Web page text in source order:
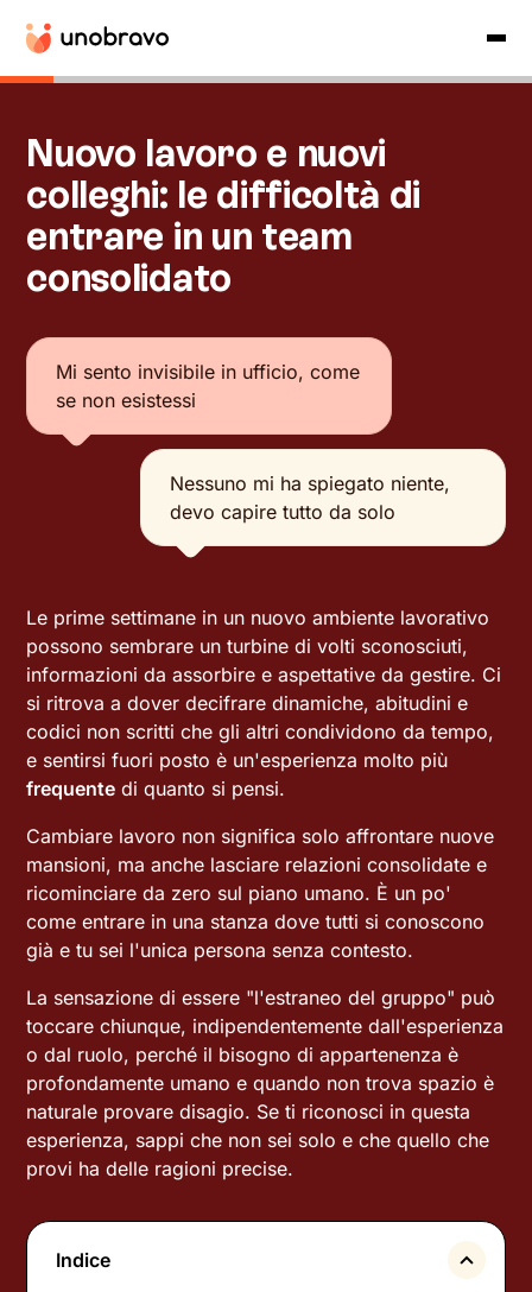
Nuovo lavoro e nuovi
colleghi: le difficoltà di
entrare in un team
consolidato
Mi sento invisibile in ufficio, come
se non esistessi
Nessuno mi ha spiegato niente,
devo capire tutto da solo
Le prime settimane in un nuovo ambiente lavorativo
possono sembrare un turbine di volti sconosciuti,
informazioni da assorbire e aspettative da gestire. Ci
si ritrova a dover decifrare dinamiche, abitudini e
codici non scritti che gli altri condividono da tempo,
e sentirsi fuori posto è un'esperienza molto più
frequente di quanto si pensi.
Cambiare lavoro non significa solo affrontare nuove
mansioni, ma anche lasciare relazioni consolidate e
ricominciare da zero sul piano umano. È un po'
come entrare in una stanza dove tutti si conoscono
già e tu sei l'unica persona senza contesto.
La sensazione di essere "l'estraneo del gruppo" può
toccare chiunque, indipendentemente dall'esperienza
o dal ruolo, perché il bisogno di appartenenza è
profondamente umano e quando non trova spazio è
naturale provare disagio. Se ti riconosci in questa
esperienza, sappi che non sei solo e che quello che
provi ha delle ragioni precise.
Indice